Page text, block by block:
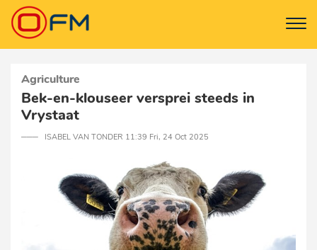
Agriculture
Bek-en-klouseer versprei steeds in
Vrystaat
─── ISABEL VAN TONDER 11:39 Fri, 24 Oct 2025